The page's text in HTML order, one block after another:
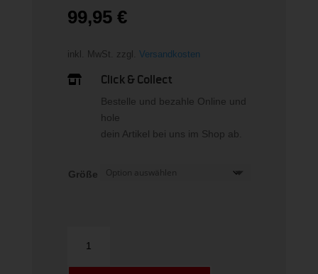
99,95 €
inkl. MwSt. zzgl. Versandkosten
 Click & Collect
Bestelle und bezahle Online und
hole
dein Artikel bei uns im Shop ab.
Größe
Menge